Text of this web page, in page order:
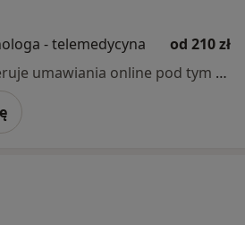
- telemedycyna
od 210 zł
Specjalista nie oferuje umawiania online pod tym adresem.